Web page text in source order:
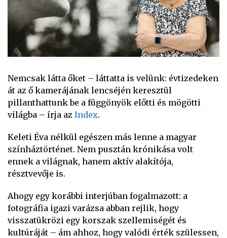
Nemcsak látta őket – láttatta is velünk: évtizedeken
át az ő kamerájának lencséjén keresztül
pillanthattunk be a függönyök előtti és mögötti
világba – írja az Index.
Keleti Éva nélkül egészen más lenne a magyar
színháztörténet. Nem pusztán krónikása volt
ennek a világnak, hanem aktív alakítója,
résztvevője is.
Ahogy egy korábbi interjúban fogalmazott: a
fotográfia igazi varázsa abban rejlik, hogy
visszatükrözi egy korszak szellemiségét és
kultúráját – ám ahhoz, hogy valódi érték szülessen,